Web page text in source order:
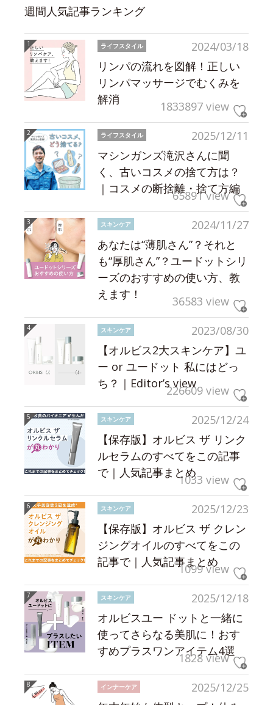
週間人気記事ランキング
2024/03/18
ライフスタイル
リンパの流れを図解！正しい
リンパマッサージでむくみを
解消
1833897 view
2025/12/11
ライフスタイル
マシンガンズ滝沢さんに聞
く、古いコスメの捨て方は？
｜コスメの断捨離・捨て方編
65891 view
2024/11/27
スキンケア
あなたは“薄肌さん”？それと
も“厚肌さん”？ユードットシリ
ーズのおすすめの使い方、教
えます！
36583 view
2023/08/30
スキンケア
【オルビス2大スキンケア】ユ
ー or ユードット 私にはどっ
ち？｜Editor’s view226609 view
2025/12/24
スキンケア
【保存版】オルビス ザ リンク
ルセラムのすべてをこの記事
で｜人気記事まとめ1033 view
2025/12/23
スキンケア
【保存版】オルビス ザ クレン
ジングオイルのすべてをこの
記事で｜人気記事まとめ
1099 view
2025/12/18
スキンケア
オルビスユー ドットと一緒に
使ってさらなる美肌に！おす
すめプラスワンアイテム4選
1828 view
2025/12/25
インナーケア